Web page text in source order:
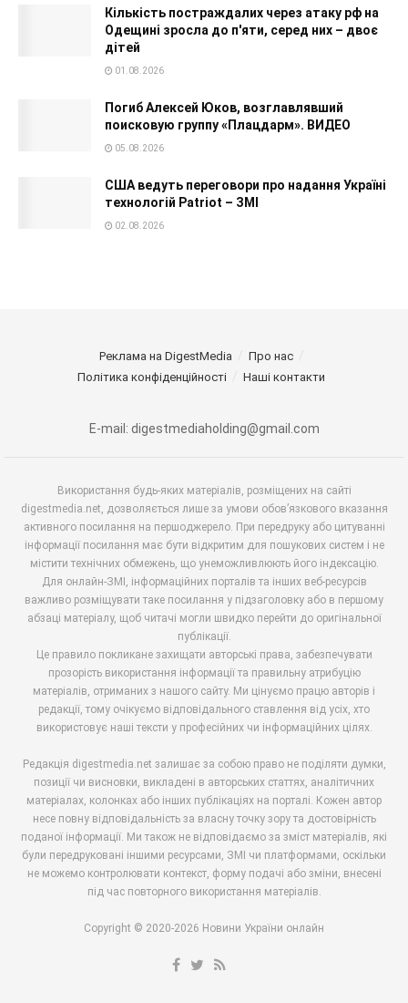
Кількість постраждалих через атаку рф на
Одещині зросла до п'яти, серед них – двоє
дітей
01.08.2026
Погиб Алексей Юков, возглавлявший
поисковую группу «Плацдарм». ВИДЕО
05.08.2026
США ведуть переговори про надання Україні
технологій Patriot – ЗМІ
02.08.2026
Реклама на DigestMedia
Про нас
Політика конфіденційності
Наші контакти
E-mail: digestmediaholding@gmail.com
Використання будь-яких матеріалів, розміщених на сайті
digestmedia.net, дозволяється лише за умови обов’язкового вказання
активного посилання на першоджерело. При передруку або цитуванні
інформації посилання має бути відкритим для пошукових систем і не
містити технічних обмежень, що унеможливлюють його індексацію.
Для онлайн-ЗМІ, інформаційних порталів та інших веб-ресурсів
важливо розміщувати таке посилання у підзаголовку або в першому
абзаці матеріалу, щоб читачі могли швидко перейти до оригінальної
публікації.
Це правило покликане захищати авторські права, забезпечувати
прозорість використання інформації та правильну атрибуцію
матеріалів, отриманих з нашого сайту. Ми цінуємо працю авторів і
редакції, тому очікуємо відповідального ставлення від усіх, хто
використовує наші тексти у професійних чи інформаційних цілях.
Редакція digestmedia.net залишає за собою право не поділяти думки,
позиції чи висновки, викладені в авторських статтях, аналітичних
матеріалах, колонках або інших публікаціях на порталі. Кожен автор
несе повну відповідальність за власну точку зору та достовірність
поданої інформації. Ми також не відповідаємо за зміст матеріалів, які
були передруковані іншими ресурсами, ЗМІ чи платформами, оскільки
не можемо контролювати контекст, форму подачі або зміни, внесені
під час повторного використання матеріалів.
Copyright © 2020-2026 Новини України онлайн